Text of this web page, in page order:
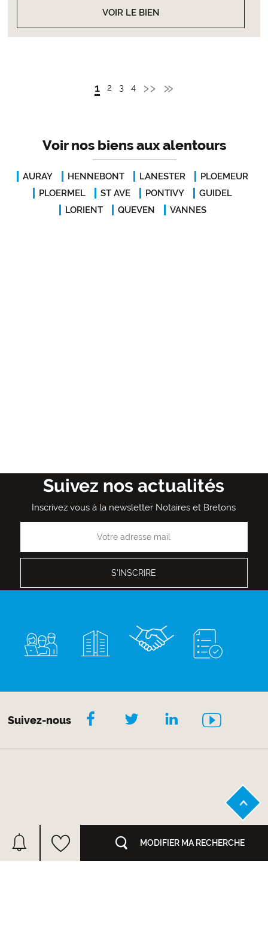
MODIFIER MA RECHERCHE
VOIR LE BIEN
Page
1
Page
2
Page
3
Page
4
Page
›› Dernière
»
Voir nos biens aux alentours
AURAY HENNEBONT LANESTER
PLOEMEUR
PLOERMEL
ST AVE PONTIVY
GUIDEL
LORIENT
QUEVEN VANNES
Suivez nos actualités
Inscrivez vous à la newsletter Notaires et Bretons
Suivez-nous